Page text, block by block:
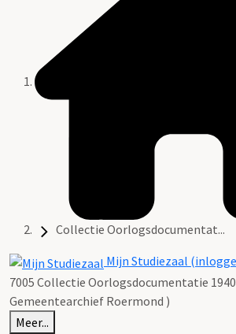
Collectie Oorlogsdocumentat...
Mijn Studiezaal
7005 Collectie Oorlogsdocumentatie
Gemeentearchief Roermond )
Meer...